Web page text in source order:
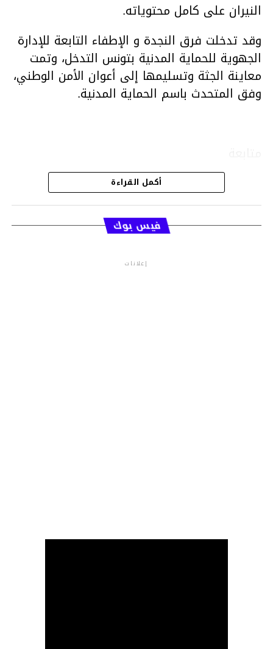
النيران على كامل محتوياته.
وقد تدخلت فرق النجدة و الإطفاء التابعة للإدارة
الجهوية للحماية المدنية بتونس التدخل، وتمت
معاينة الجثة وتسليمها إلى أعوان الأمن الوطني،
وفق المتحدث باسم الحماية المدنية.
قسم الاخبار
أكمل القراءة
فيس بوك
إعلانات